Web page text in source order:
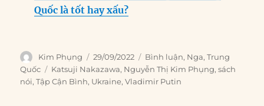
Quốc là tốt hay xấu?
Author
Kim Phụng
Posted
on
29/09/2022 Categories
Bình luận, Nga,Trung
Quốc
Tags
Katsuji Nakazawa, Nguyễn Thị Kim Phụng,sách
nói,Tập Cận Bình, Ukraine,Vladimir Putin